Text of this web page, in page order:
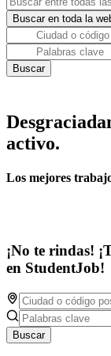
activo.
Los mejores
¡No te rindas!
en StudentJob!
Buscar